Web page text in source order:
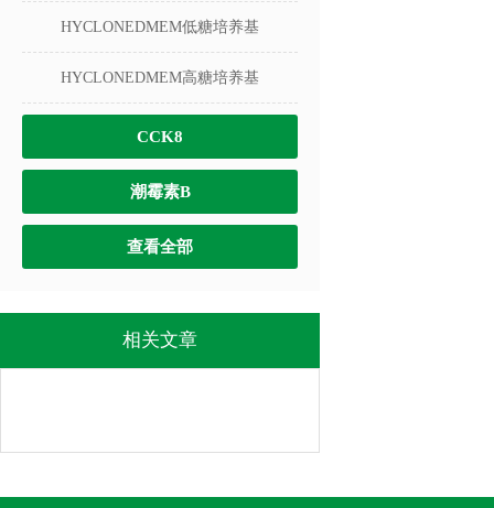
HYCLONEDMEM低糖培养基
HYCLONEDMEM高糖培养基
CCK8
潮霉素B
查看全部
相关文章